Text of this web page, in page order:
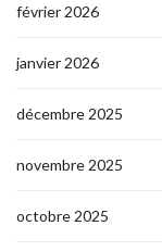
février 2026
janvier 2026
décembre 2025
novembre 2025
octobre 2025